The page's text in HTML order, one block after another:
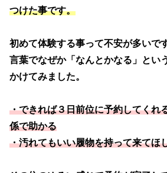
つけた事です。
初めて体験する事って不安が多いで
言葉でなぜか「なんとかなる」とい
かけてみました。
・できれば３日前位に予約してくれ
係で助かる
・汚れてもいい履物を持って来てほ